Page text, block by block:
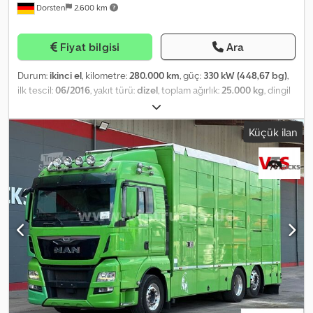
pencere * Atların arkasında 6 sürgülü pencere * 3 adet UV
tavan havalandırıcı * At bölümüne dış kapı * Bağlama ipleri * Ot ağı
askıları * İç aydınlatma mavi ve beyaz * Klima * Radyo * Isıtma *
Arka hava süspansiyonu * Sis farları * Merkezi kilit * Şoför koltuğu
havalı süspansiyonlu Crjdezc T I Eepfx Acmjf * Sürücü kabininde 3
koltuk Araç şu anda kayıtlıdır. DİKKAT!!!! MUTLAKA OKUYUN!!!! Ara
satışı açıkça saklı tutuyoruz, çünkü bu ürünü diğer platformlarda
da sunuyoruz. Yanlış bir izlenim oluşmaması için mutlaka yerinde
görüp kontrol etmenizi öneririz. Randevu ile istenen her zaman
inceleme ve kontrol imkanı vardır ve bu husus özellikle arzu edilir!!!
Tüm bilgiler bağlayıcı değildir! Hatalar ve değişiklikler saklıdır.
Belirtilen iç ölçüler yaklaşık değerlerdir. HER TÜRLÜ ARAÇ ve
EKİPMAN TAKAS VE SATIN ALMA OLANAĞI!!! TAKAS VE FARK
ÖDEYEREK ALIM MÜMKÜNDÜR!!! Teşhir alanı: 58285 Gevelsberg,
Am Sinnerhoop 17 Çalışma saatleri: Pazartesi - Cuma 8.30 - 17.00,
Cumartesi 8.30 - 14.00 Her zaman stokta 500’den fazla yeni ve
ikinci el römork!!! Pegasus Anhänger Am Sinnerhoop 17 58285
Gevelsberg Tel.: Fax:
Dorsten 2.600 km
Fiyat bilgisi Ara
Durum: ikinci el, kilometre:280.000 km, güç: 330 kW (448,67 bg),
ilk tescil:06/2016, yakıt türü:dizel, toplam ağırlık:25.000 kg, dingil
, bir sonraki muayene (TÜV):
mavi, vites türü:otomatik, Üretim yılı:2016, Donanım:ABS,
elektronik denge programı (ESP), klima, navigasyon sistemi,
, Özel ekipman: Ortam aydınlatması LED, Bluetooth
özellikli ses-navigasyon sistemi, egzoz sağ tarafa dışa doğru,
bataryalar üst üste yerleştirilmiş, Bi-Xenon farlar, fren bağlantısı
standart ve DuoMatic, sürücü kabininde basınçlı hava bağlantısı,
sürücü kabini tavanında basınçlı hava kornaları (2), sürücü
kabininde elektrik tesisatı ön hazırlığı 24V / 100 A, ön cam renkli,
jeneratör 150 A, klima sistemi, yakıt tankı: 390 litre alüminyum,
soğutucu kutu / buzdolabı, direksiyon destek pompası regüle
edilmemiş, sürücü kabininin yan tarafında hava girişi, tavan hava
yönlendirici (sabitleme yapılabilir), motor freni güçlendirilmiş, takip
aksı yönlendirilebilir, yardımcı tahrik MB 131-2c,
parametrelendirilebilir özel modül, yedek lastik, sigorta otomatı,
Küçük ilan